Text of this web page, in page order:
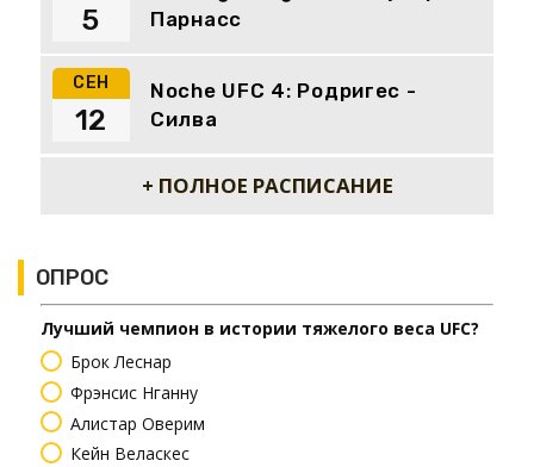
Парнасс
5
СЕН
Noche UFC 4: Родригес -
Силва
12
+ ПОЛНОЕ РАСПИСАНИЕ
ОПРОС
Лучший чемпион в истории тяжелого веса UFC?
Брок Леснар
Фрэнсис Нганну
Алистар Оверим
Кейн Веласкес